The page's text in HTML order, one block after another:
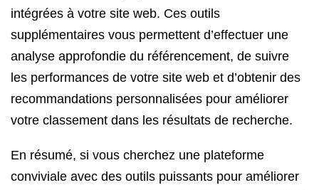
intégrées à votre site web. Ces outils
supplémentaires vous permettent d’effectuer une
analyse approfondie du référencement, de suivre
les performances de votre site web et d’obtenir des
recommandations personnalisées pour améliorer
votre classement dans les résultats de recherche.
En résumé, si vous cherchez une plateforme
conviviale avec des outils puissants pour améliorer